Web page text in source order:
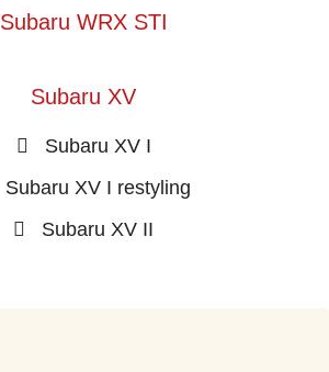
Subaru WRX STI
Subaru XV
Subaru XV I
Subaru XV I restyling
Subaru XV II